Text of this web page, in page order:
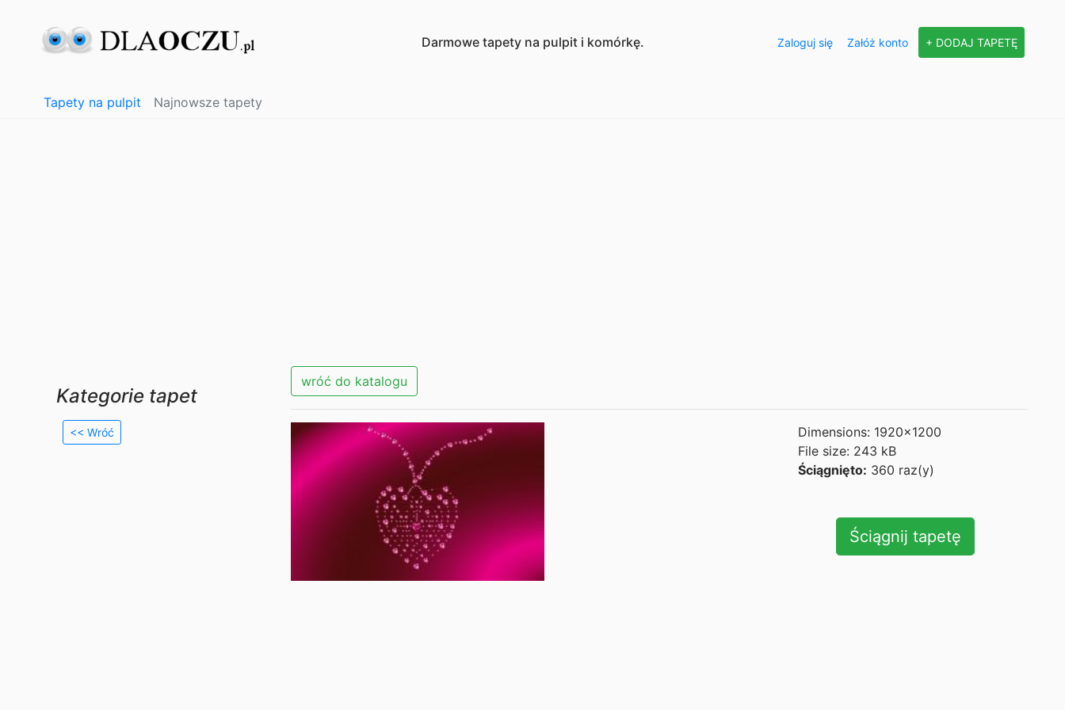
Darmowe tapety na pulpit i komórkę. Zaloguj się Załóż konto + DODAJ TAPETĘ
Tapety na pulpit Najnowsze tapety
Kategorie tapet
<< Wróć
wróć do katalogu
Dimensions: 1920x1200
File size: 243 kB
Ściągnięto: 360 raz(y)
Ściągnij tapetę